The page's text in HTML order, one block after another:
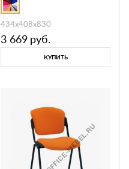
434х408х830
3 669 руб.
КУПИТЬ